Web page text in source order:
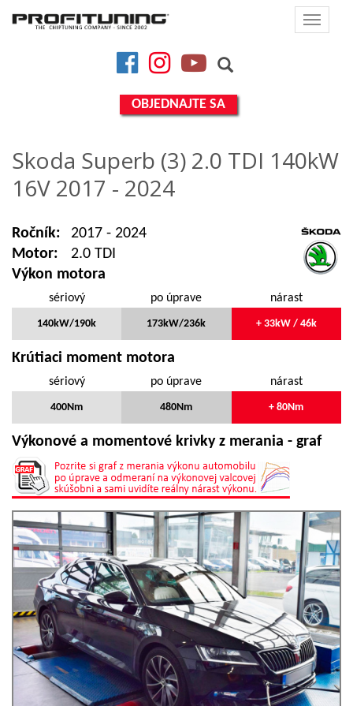
Toggle
FacebookInstagramYouTube
OBJEDNAJTE SA
Skoda Superb (3) 2.0 TDI 140kW
16V 2017 - 2024
Ročník:
2017 - 2024
Motor:
2.0 TDI
Výkon motora
sériový
140kW/190k
po úprave
173kW/236k
nárast
+ 33kW / 46k
Krútiaci moment motora
sériový
400Nm
po úprave
480Nm
nárast
+ 80Nm
Výkonové a momentové krivky z merania - graf